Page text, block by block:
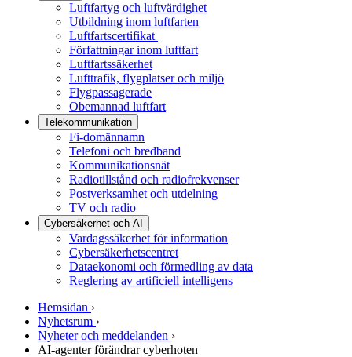
Luftfartyg och luftvärdighet
Utbildning inom luftfarten
Luftfartscertifikat
Författningar inom luftfart
Luftfartssäkerhet
Lufttrafik, flygplatser och miljö
Flygpassagerade
Obemannad luftfart
Telekommunikation
Fi-domännamn
Telefoni och bredband
Kommunikationsnät
Radiotillstånd och radiofrekvenser
Postverksamhet och utdelning
TV och radio
Cybersäkerhet och AI
Vardagssäkerhet för information
Cybersäkerhetscentret
Dataekonomi och förmedling av data
Reglering av artificiell intelligens
Hemsidan ›
Nyhetsrum ›
Nyheter och meddelanden ›
AI-agenter förändrar cyberhoten